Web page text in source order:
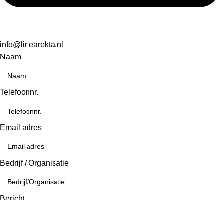
info@linearekta.nl
Naam
Telefoonnr.
Email adres
Bedrijf / Organisatie
Bericht